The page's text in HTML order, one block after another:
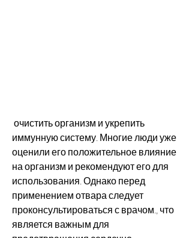
иммунную систему. Многие люди уже
оценили его положительное влияние
на организм и рекомендуют его для
использования. Однако перед
применением отвара следует
проконсультироваться с врачом., что
является важным для